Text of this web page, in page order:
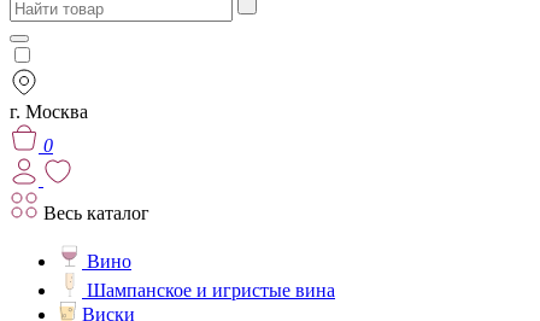
г. Москва
0
Весь каталог
Вино
Шампанское и игристые вина
Виски